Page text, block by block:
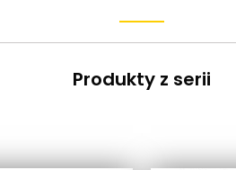
Produkty z serii